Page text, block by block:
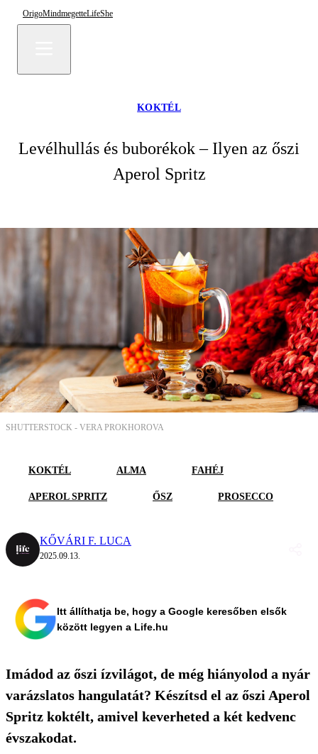
OrigoMindmegetteLifeShe
KOKTÉL
Levélhullás és buborékok – Ilyen az őszi
Aperol Spritz
SHUTTERSTOCK - VERA PROKHOROVA
KOKTÉL ALMA FAHÉJ
APEROL SPRITZ ŐSZ PROSECCO
KŐVÁRI F. LUCA
2025.09.13.
Itt állíthatja be, hogy a Google keresőben elsők
között legyen a Life.hu
Imádod az őszi ízvilágot, de még hiányolod a nyár
varázslatos hangulatát? Készítsd el az őszi Aperol
Spritz koktélt, amivel keverheted a két kedvenc
évszakodat.